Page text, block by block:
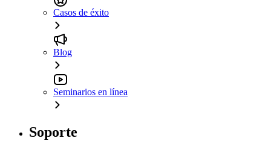
Casos de éxito
Blog
Seminarios en línea
Soporte